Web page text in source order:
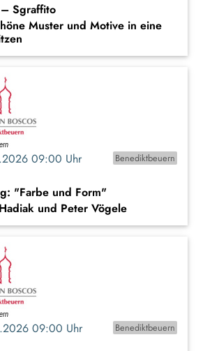
Sgraffito
Muster und Motive in eine
09:00 Uhr
Benediktbeuern
"Farbe und Form"
und Peter Vögele
09:00 Uhr
Benediktbeuern